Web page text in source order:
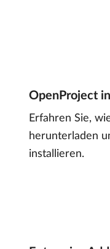
OpenProject
Erfahren Sie,
herunterladen
installieren.